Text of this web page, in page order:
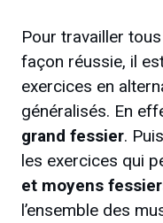
Pour travailler
façon réussie, il
exercices en
généralisés. En
grand fessier.
les exercices qui
et moyens
l’ensemble des